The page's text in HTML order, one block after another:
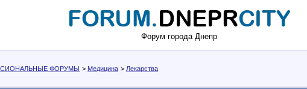
Форум города Днепр
ФОРУМЫ > Медицина > Лекарства